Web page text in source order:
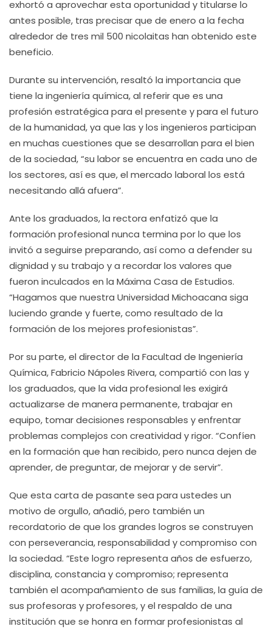
exhortó a aprovechar esta oportunidad y titularse lo
antes posible, tras precisar que de enero a la fecha
alrededor de tres mil 500 nicolaitas han obtenido este
beneficio.
Durante su intervención, resaltó la importancia que
tiene la ingeniería química, al referir que es una
profesión estratégica para el presente y para el futuro
de la humanidad, ya que las y los ingenieros participan
en muchas cuestiones que se desarrollan para el bien
de la sociedad, “su labor se encuentra en cada uno de
los sectores, así es que, el mercado laboral los está
necesitando allá afuera”.
Ante los graduados, la rectora enfatizó que la
formación profesional nunca termina por lo que los
invitó a seguirse preparando, así como a defender su
dignidad y su trabajo y a recordar los valores que
fueron inculcados en la Máxima Casa de Estudios.
“Hagamos que nuestra Universidad Michoacana siga
luciendo grande y fuerte, como resultado de la
formación de los mejores profesionistas”.
Por su parte, el director de la Facultad de Ingeniería
Química, Fabricio Nápoles Rivera, compartió con las y
los graduados, que la vida profesional les exigirá
actualizarse de manera permanente, trabajar en
equipo, tomar decisiones responsables y enfrentar
problemas complejos con creatividad y rigor. “Confíen
en la formación que han recibido, pero nunca dejen de
aprender, de preguntar, de mejorar y de servir”.
Que esta carta de pasante sea para ustedes un
motivo de orgullo, añadió, pero también un
recordatorio de que los grandes logros se construyen
con perseverancia, responsabilidad y compromiso con
la sociedad. “Este logro representa años de esfuerzo,
disciplina, constancia y compromiso; representa
también el acompañamiento de sus familias, la guía de
sus profesoras y profesores, y el respaldo de una
institución que se honra en formar profesionistas al